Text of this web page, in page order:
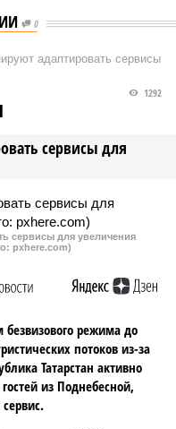
0
адаптировать сервисы
сервисы для
1292
сервисы для увеличения
pxhere.com)
режима до
потоков из-за
Татарстан активно
из Поднебесной,